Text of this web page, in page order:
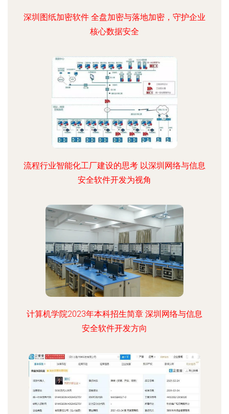
深圳图纸加密软件 全盘加密与落地加密，守护企业
核心数据安全
流程行业智能化工厂建设的思考 以深圳网络与信息
安全软件开发为视角
计算机学院2023年本科招生简章 深圳网络与信息
安全软件开发方向